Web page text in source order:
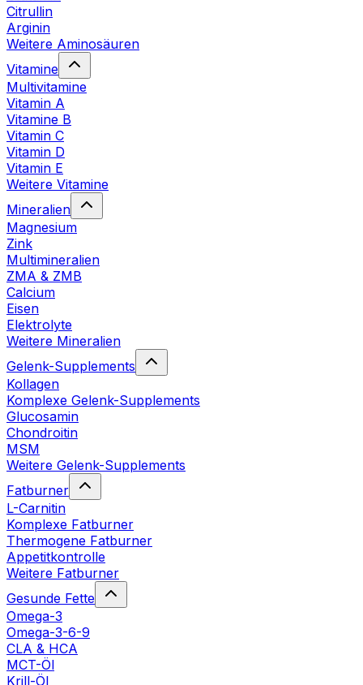
Citrullin
Arginin
Weitere Aminosäuren
Vitamine
Multivitamine
Vitamin A
Vitamine B
Vitamin C
Vitamin D
Vitamin E
Weitere Vitamine
Mineralien
Magnesium
Zink
Multimineralien
ZMA & ZMB
Calcium
Eisen
Elektrolyte
Weitere Mineralien
Gelenk-Supplements
Kollagen
Komplexe Gelenk-Supplements
Glucosamin
Chondroitin
MSM
Weitere Gelenk-Supplements
Fatburner
L-Carnitin
Komplexe Fatburner
Thermogene Fatburner
Appetitkontrolle
Weitere Fatburner
Gesunde Fette
Omega-3
Omega-3-6-9
CLA & HCA
MCT-Öl
Krill-Öl